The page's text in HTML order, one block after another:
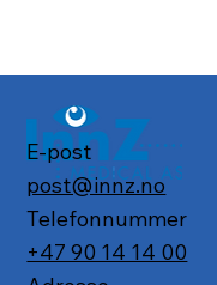
E-post
post@innz.no
Telefonnummer
+47 90 14 14 00